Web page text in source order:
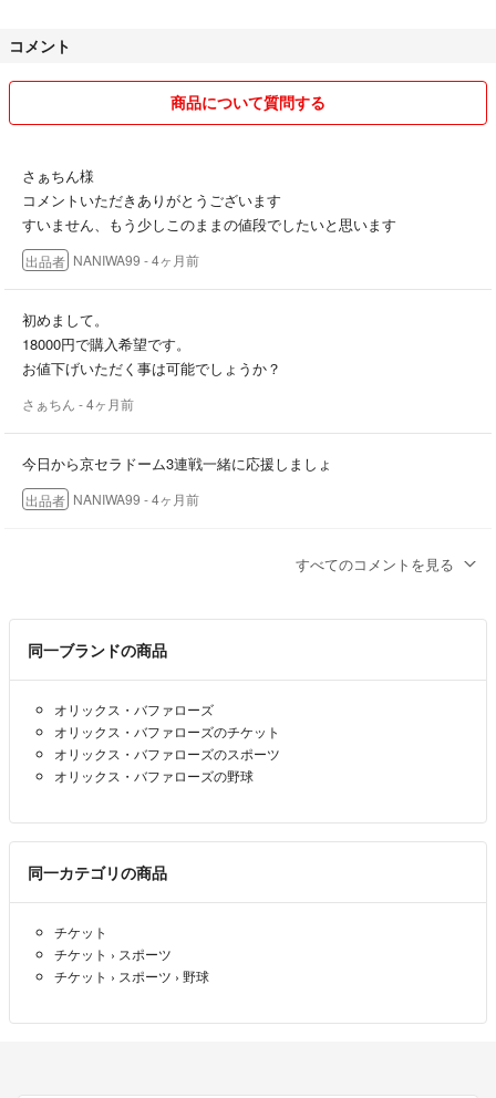
コメント
商品について質問する
さぁちん様
コメントいただきありがとうございます
すいません、もう少しこのままの値段でしたいと思います
出品者 NANIWA99 - 4ヶ月前
初めまして。
18000円で購入希望です。
お値下げいただく事は可能でしょうか？
さぁちん - 4ヶ月前
今日から京セラドーム3連戦一緒に応援しましょ
出品者 NANIWA99 - 4ヶ月前
4月9日オリックス戦 京セラドーム 勝ちました
出品者 NANIWA99- 4ヶ月前
すべてのコメントを見る
同一ブランドの商品
オリックス・バファローズ
オリックス・バファローズのチケット
オリックス・バファローズのスポーツ
オリックス・バファローズの野球
同一カテゴリの商品
チケット
チケット › スポーツ
チケット › スポーツ › 野球